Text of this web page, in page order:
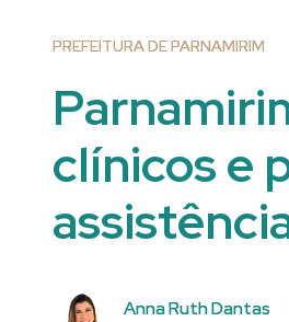
PREFEITURA DE PARNAMIRIM
clínicos e
Anna Ruth Dantas